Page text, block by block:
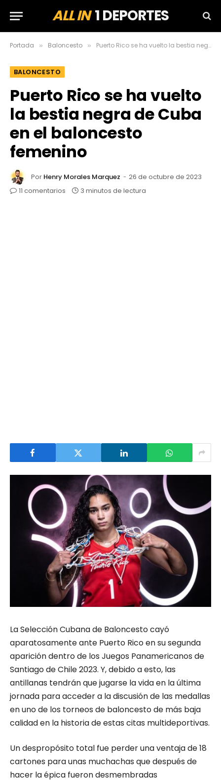
ALL IN1 DEPORTES
Portada » Baloncesto » Puerto Rico se ha vuelto la bestia negra de Cuba en el baloncesto femenino
BALONCESTO
Puerto Rico se ha vuelto
la bestia negra de Cuba
en el baloncesto
femenino
Por Henry Morales Marquez
26 de octubre de 2023
11 comentarios
3 minutos de lectura
La Selección Cubana de Baloncesto cayó
aparatosamente ante Puerto Rico en su segunda
aparición dentro de los Juegos Panamericanos de
Santiago de Chile 2023. Y, debido a esto, las
antillanas tendrán que jugarse la vida en la última
jornada para acceder a la discusión de las medallas
en uno de los torneos de baloncesto de más baja
calidad en la historia de estas citas multideportivas.
Un despropósito total fue perder una ventaja de 18
cartones para unas muchachas que después de
hacer la épica fueron desmembradas